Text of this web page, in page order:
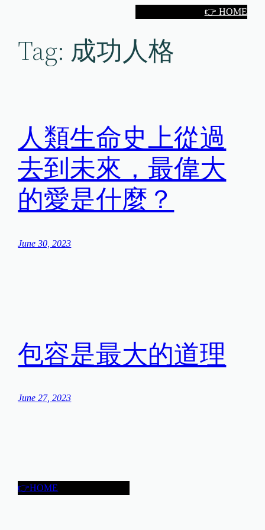
👉 HOME
Tag: 成功人格
人類生命史上從過
去到未來，最偉大
的愛是什麼？
June 30, 2023
包容是最大的道理
June 27, 2023
👉HOME